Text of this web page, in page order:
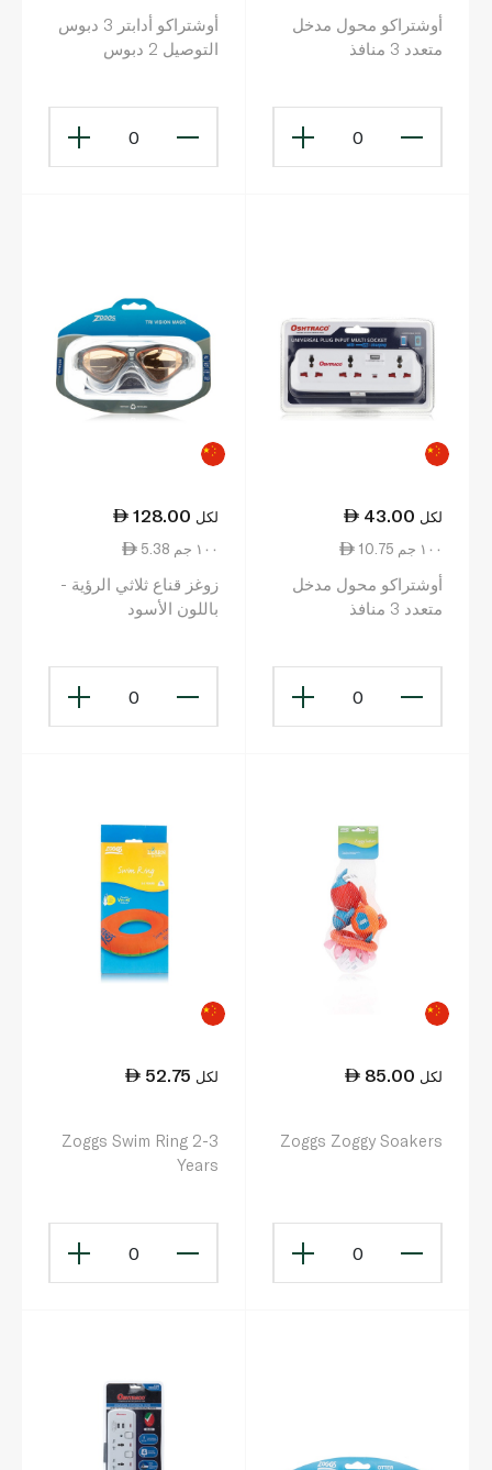
أوشتراكو محول مدخل
متعدد 3 منافذ
0
أوشتراكو أدابتر 3 دبوس
التوصيل 2 دبوس
0
43.00 لكل
10.75 ١٠٠ جم
أوشتراكو محول مدخل
متعدد 3 منافذ
0
128.00 لكل
5.38 ١٠٠ جم
زوغز قناع ثلاثي الرؤية -
باللون الأسود
0
85.00 لكل
Zoggs Zoggy Soakers
0
52.75 لكل
Zoggs Swim Ring 2-3
Years
0